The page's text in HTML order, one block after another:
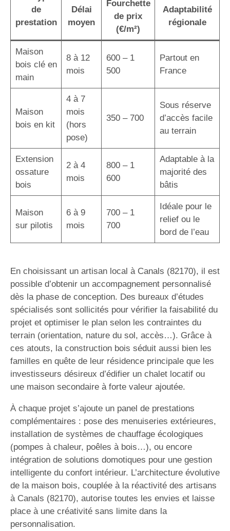
de
prestation
Délai
moyen
Fourchette
de prix
(€/m²)
Adaptabilité
régionale
Maison
bois clé en
main
8 à 12
mois
600 – 1
500
Partout en
France
Maison
bois en kit
4 à 7
mois
(hors
pose)
350 – 700
Sous réserve
d’accès facile
au terrain
Extension
ossature
bois
2 à 4
mois
800 – 1
600
Adaptable à la
majorité des
bâtis
Maison
sur pilotis
6 à 9
mois
700 – 1
700
Idéale pour le
relief ou le
bord de l’eau
En choisissant un artisan local à Canals (82170), il est
possible d’obtenir un accompagnement personnalisé
dès la phase de conception. Des bureaux d’études
spécialisés sont sollicités pour vérifier la faisabilité du
projet et optimiser le plan selon les contraintes du
terrain (orientation, nature du sol, accès…). Grâce à
ces atouts, la construction bois séduit aussi bien les
familles en quête de leur résidence principale que les
investisseurs désireux d’édifier un chalet locatif ou
une maison secondaire à forte valeur ajoutée.
À chaque projet s’ajoute un panel de prestations
complémentaires : pose des menuiseries extérieures,
installation de systèmes de chauffage écologiques
(pompes à chaleur, poêles à bois…), ou encore
intégration de solutions domotiques pour une gestion
intelligente du confort intérieur. L’architecture évolutive
de la maison bois, couplée à la réactivité des artisans
à Canals (82170), autorise toutes les envies et laisse
place à une créativité sans limite dans la
personnalisation.